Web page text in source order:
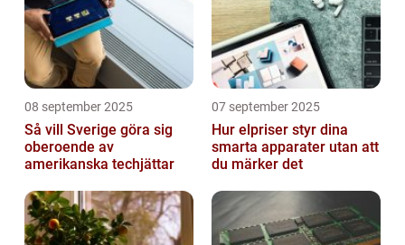
08 september 2025
Så vill Sverige göra sig
oberoende av
amerikanska techjättar
07 september 2025
Hur elpriser styr dina
smarta apparater utan att
du märker det